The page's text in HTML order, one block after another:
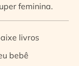
feminina.
livros
bebê